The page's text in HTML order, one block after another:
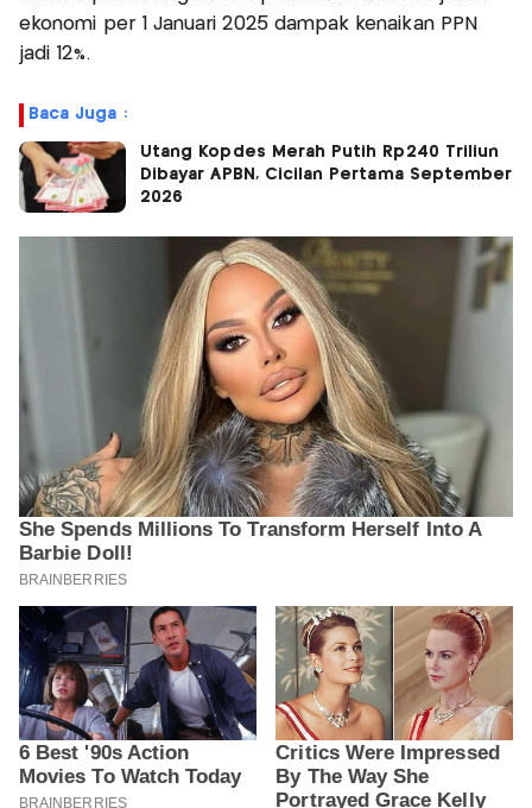
ekonomi per 1 Januari 2025 dampak kenaikan PPN
jadi 12%.
Baca Juga :
Utang Kopdes Merah Putih Rp240 Triliun
Dibayar APBN, Cicilan Pertama September
2026